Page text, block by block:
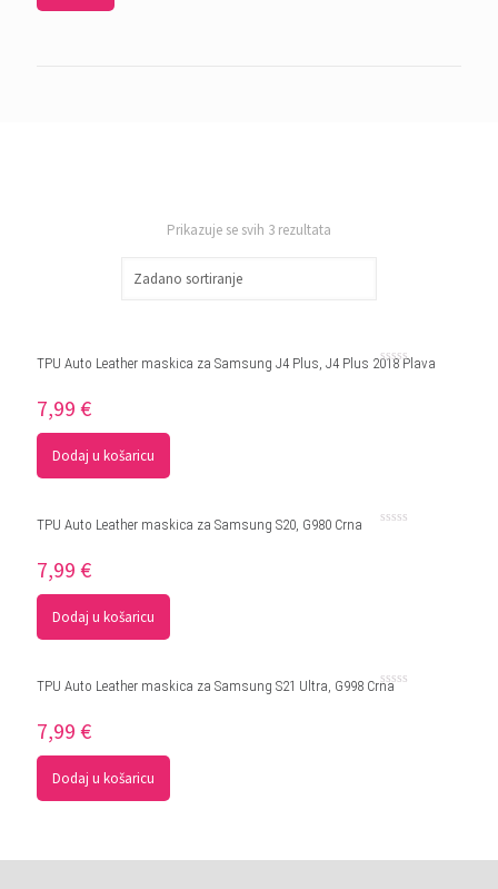
Prikazuje se svih 3 rezultata
TPU Auto Leather maskica za Samsung J4 Plus, J4 Plus 2018 Plava
7,99 €
Dodaj u košaricu
TPU Auto Leather maskica za Samsung S20, G980 Crna
7,99 €
Dodaj u košaricu
TPU Auto Leather maskica za Samsung S21 Ultra, G998 Crna
7,99 €
Dodaj u košaricu